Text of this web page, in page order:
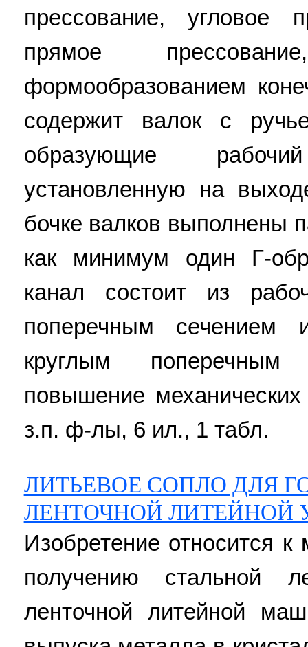
прессование, угловое
прямое
формообразованием
содержит валок с
образующие
установленную на
бочке валков выполнены
как минимум один Г-
канал состоит из
поперечным
круглым поперечным
повышение
з.п. ф-лы, 6 ил., 1 табл.
ЛИТЬЕВОЕ СОПЛО ДЛЯ
ЛЕНТОЧНОЙ ЛИТЕЙНОЙ
Изобретение относится к
получению стальной
ленточной литейной